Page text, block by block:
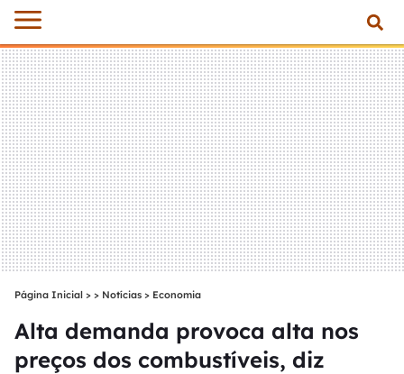
Página Inicial > Notícias > Economia
Alta demanda provoca alta nos
preços dos combustíveis, diz